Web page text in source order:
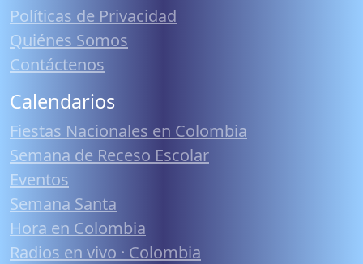
Políticas de Privacidad
Quiénes Somos
Contáctenos
Calendarios
Fiestas Nacionales en Colombia
Semana de Receso Escolar
Eventos
Semana Santa
Hora en Colombia
Radios en vivo · Colombia